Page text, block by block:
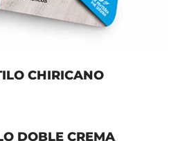
CHIRICANO
DOBLE CREMA